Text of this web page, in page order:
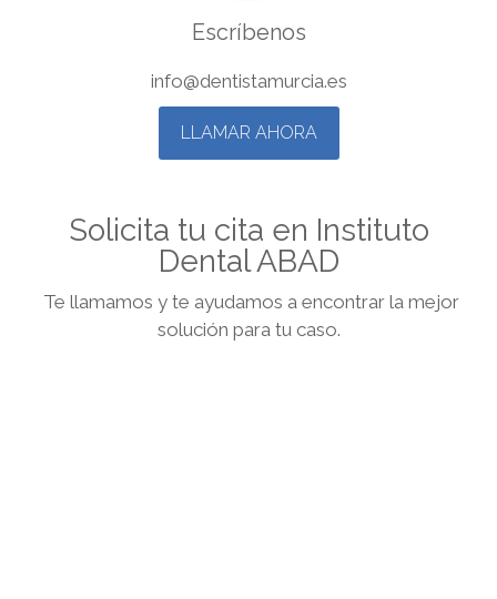
Escríbenos
info@dentistamurcia.es
LLAMAR AHORA
Solicita tu cita en Instituto
Dental ABAD
Te llamamos y te ayudamos a encontrar la mejor
solución para tu caso.